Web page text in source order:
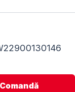
Comandă